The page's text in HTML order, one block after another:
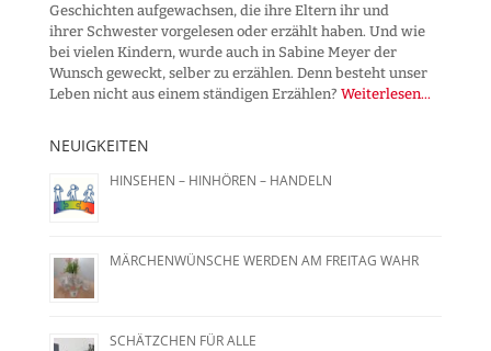
Geschichten aufgewachsen, die ihre Eltern ihr und
ihrer Schwester vorgelesen oder erzählt haben. Und wie
bei vielen Kindern, wurde auch in Sabine Meyer der
Wunsch geweckt, selber zu erzählen. Denn besteht unser
Leben nicht aus einem ständigen Erzählen? Weiterlesen...
NEUIGKEITEN
HINSEHEN – HINHÖREN – HANDELN
MÄRCHENWÜNSCHE WERDEN AM FREITAG WAHR
SCHÄTZCHEN FÜR ALLE